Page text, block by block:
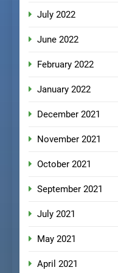
July 2022
June 2022
February 2022
January 2022
December 2021
November 2021
October 2021
September 2021
July 2021
May 2021
April 2021